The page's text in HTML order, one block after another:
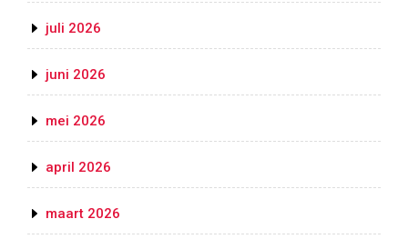
juli 2026
juni 2026
mei 2026
april 2026
maart 2026